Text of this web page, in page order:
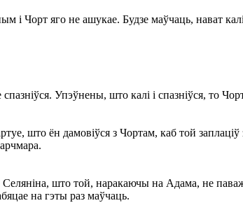
і Чорт яго не ашукае. Будзе маўчаць, нават
Упэўнены, што калі і спазніўся, то
што ён дамовіўся з Чортам, каб той
што той, наракаючы на Адама, не
на гэты раз маўчаць.